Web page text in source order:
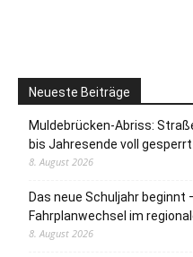
Neueste Beiträge
Muldebrücken-Abriss:
bis Jahresende voll gesperrt
8. August 2026
Das neue Schuljahr beginnt
Fahrplanwechsel im
8. August 2026